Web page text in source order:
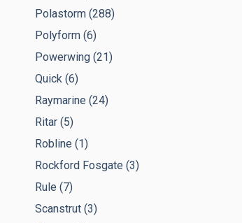
Polastorm (288)
Polyform (6)
Powerwing (21)
Quick (6)
Raymarine (24)
Ritar (5)
Robline (1)
Rockford Fosgate (3)
Rule (7)
Scanstrut (3)